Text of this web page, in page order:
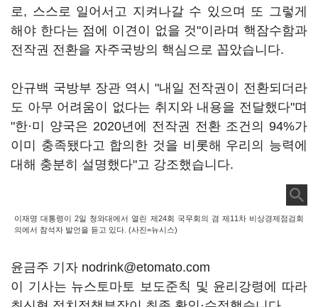
로, 스스로 일어서고 지켜나갈 수 있으며 또 그렇게
해야 한다는 점에 이견이 없을 것"이라며 핵잠수함과
전작권 전환을 자주국방의 핵심으로 꼽았습니다.
안규백 국방부 장관 역시 "내일 전작권이 전환되더라
도 아무 어려움이 없다는 취지와 내용을 전달했다"며
"한·미 양국은 2020년에 전작권 전환 조건의 94%가
이미 충족됐다고 합의한 것을 비롯해 우리의 능력에
대해 충분히 설명했다"고 강조했습니다.
이재명 대통령이 2일 청와대에서 열린 제24회 국무회의 겸 제11차 비상경제점검회
의에서 참석자 발언을 듣고 있다. (사진=뉴시스)
윤금주 기자 nodrink@etomato.com
이 기사는 뉴스토마토 보도준칙 및 윤리강령에 따라